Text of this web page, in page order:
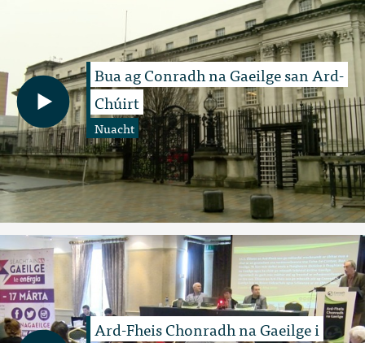
Bua ag Conradh na Gaeilge san Ard-
Chúirt
Nuacht
Ard-Fheis Chonradh na Gaeilge i